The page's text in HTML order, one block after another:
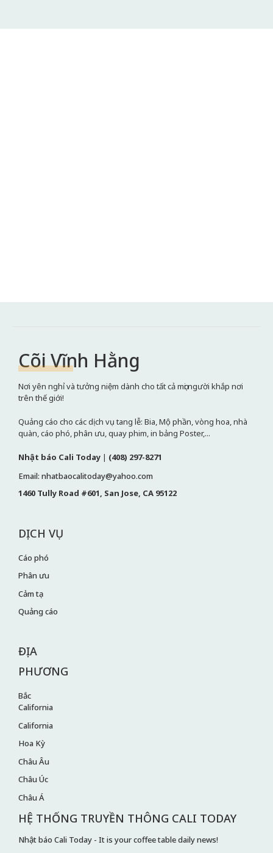
Cõi Vĩnh Hằng
Nơi yên nghỉ và tưởng niệm dành cho tất cả mọi người khắp nơi
trên thế giới!
Quảng cáo cho các dịch vụ tang lễ: Bia, Mộ phần, vòng hoa, nhà
quàn, cáo phó, phân ưu, quay phim, in bảng Poster,...
Nhật báo Cali Today | (408) 297-8271
Email: nhatbaocalitoday@yahoo.com
1460 Tully Road #601, San Jose, CA 95122
DỊCH VỤ
Cáo phó
Phân ưu
Cảm tạ
Quảng cáo
ĐỊA
PHƯƠNG
Bắc
California
California
Hoa Kỳ
Châu Âu
Châu Úc
Châu Á
HỆ THỐNG TRUYỀN THÔNG CALI TODAY
Nhật báo Cali Today - It is your coffee table daily news!